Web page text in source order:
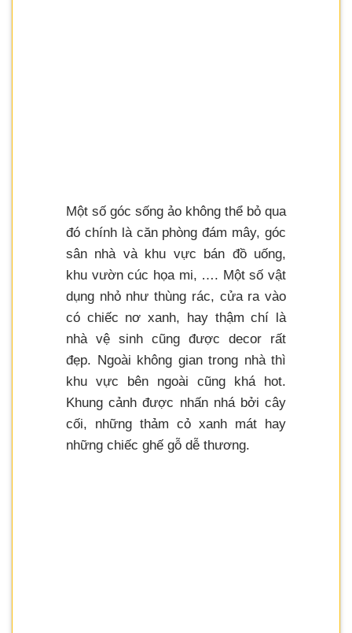
Một số góc sống ảo không thể bỏ qua
đó chính là căn phòng đám mây, góc
sân nhà và khu vực bán đồ uống,
khu vườn cúc họa mi, …. Một số vật
dụng nhỏ như thùng rác, cửa ra vào
có chiếc nơ xanh, hay thậm chí là
nhà vệ sinh cũng được decor rất
đẹp. Ngoài không gian trong nhà thì
khu vực bên ngoài cũng khá hot.
Khung cảnh được nhấn nhá bởi cây
cối, những thảm cỏ xanh mát hay
những chiếc ghế gỗ dễ thương.